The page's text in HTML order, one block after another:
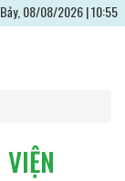
08/08/2026 | 10:55
BỆNH LÝ HÔ HẤP - VÌ